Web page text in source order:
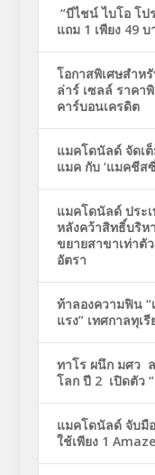
“บีไชน์ ไบโอ โ
แถม 1 เพียง 49
โอกาสพิเศษสำห
ล่าร์ เซลล์ ราคา
คาร์บอนเครดิต
แมคโดนัลด์ จัดเ
แมค กับ ‘แมคชีส
แมคโดนัลด์ ประ
หลังคว้าสิทธิ์บริห
ขยายสาขาเท่าตั
อัตรา
ท้าลองความฟิน
แรง” เทศกาลทุเ
ทาโร ผนึก มศว
โลก ปี 2 เปิดตัว
แมคโดนัลด์ จับมื
ใช้เพียง 1